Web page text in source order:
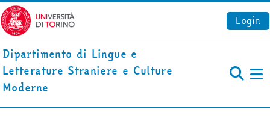
Vai al contenuto principale
Login
Dipartimento di Lingue e
Letterature Straniere e Culture
Moderne